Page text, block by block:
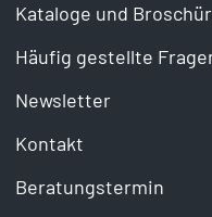
Kataloge und
Häufig gestellte
Newsletter
Kontakt
Beratungstermin